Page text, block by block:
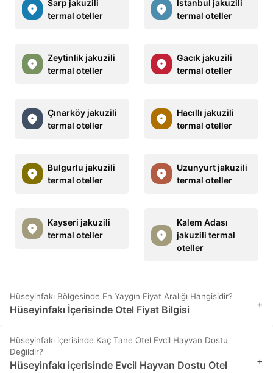
Sarp jakuzili
termal oteller
İstanbul jakuzili
termal oteller
Zeytinlik jakuzili
termal oteller
Gacık jakuzili
termal oteller
Çınarköy jakuzili
termal oteller
Hacıllı jakuzili
termal oteller
Bulgurlu jakuzili
termal oteller
Uzunyurt jakuzili
termal oteller
Kayseri jakuzili
termal oteller
Kalem Adası
jakuzili termal
oteller
Hüseyinfakı Bölgesinde En Yaygın Fiyat Aralığı Hangisidir?
Hüseyinfakı İçerisinde Otel Fiyat Bilgisi +
Hüseyinfakı içerisinde Kaç Tane Otel Evcil Hayvan Dostu
Değildir?
Hüseyinfakı içerisinde Evcil Hayvan Dostu Otel
+